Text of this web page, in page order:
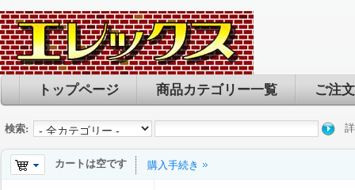
トップページ 商品カテゴリー一覧 ご注
検索:
カートは空です 購入手続き